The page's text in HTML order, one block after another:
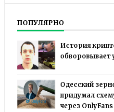
ПОПУЛЯРНО
История
обворовывает
Одесский
придумал
через OnlyFans